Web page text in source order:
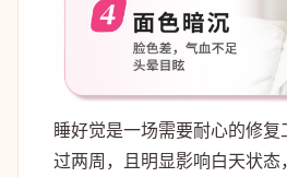
睡好觉是一场需要耐心的修
过两周，且明显影响白天状态